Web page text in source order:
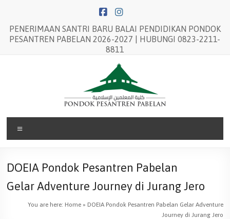
content
PENERIMAAN SANTRI BARU BALAI PENDIDIKAN PONDOK
PESANTREN PABELAN 2026-2027 | HUBUNGI 0823-2211-
8811
Balai
Pendidikan
Pondok
Pesantren
Pabelan
DOEIA Pondok Pesantren Pabelan
Gelar Adventure Journey di Jurang Jero
You are here: Home» DOEIA Pondok Pesantren Pabelan Gelar Adventure
Journey di Jurang Jero